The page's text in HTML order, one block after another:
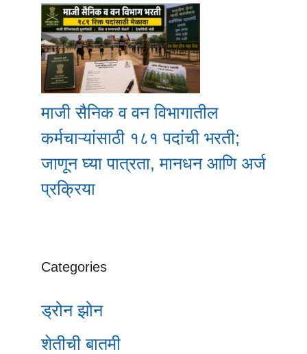
माजी सैनिक व वन विभागातील
कर्मचाऱ्यांसाठी १८१ पदांची भरती;
जाणून घ्या पात्रता, मानधन आणि अर्ज
प्रक्रिया
Categories
ड्रोन झोन
शेतीची बातमी